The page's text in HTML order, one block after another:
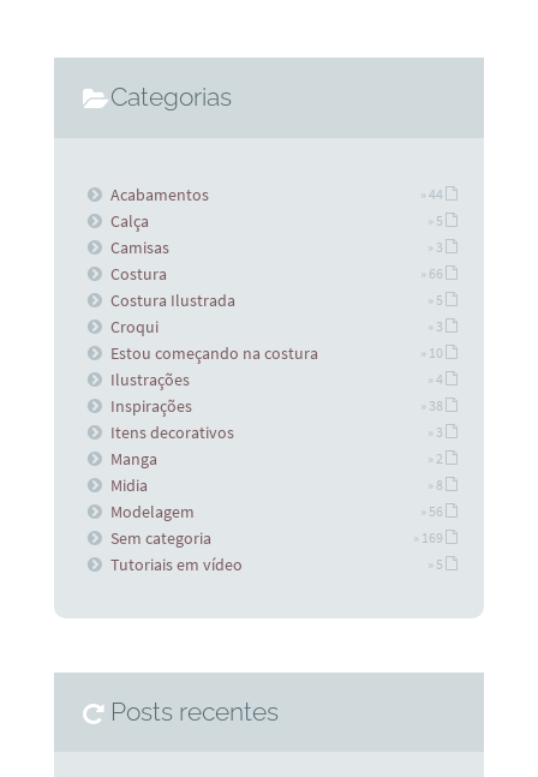
Categorias
Acabamentos » 44
Calça » 5
Camisas » 3
Costura » 66
Costura Ilustrada » 5
Croqui » 3
Estou começando na costura » 10
Ilustrações » 4
Inspirações » 38
Itens decorativos » 3
Manga » 2
Midia » 8
Modelagem » 56
Sem categoria » 169
Tutoriais em vídeo » 5
Posts recentes